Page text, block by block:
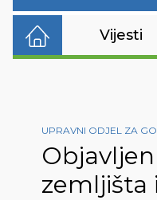
Vijesti
UPRAVNI ODJEL ZA
zemljišta